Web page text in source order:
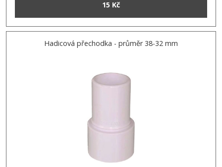
15 Kč
Hadicová přechodka - průměr 38-32 mm